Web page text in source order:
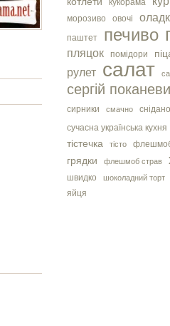
кукорама
морозиво овочі
паштет
печиво
пляцок
помідори
рулет салат
сергiй
сирники смачно
сучасна українська кухня
тістечка тісто
грядки
флешмоб страв
швидко
шоколадний торт
яйця